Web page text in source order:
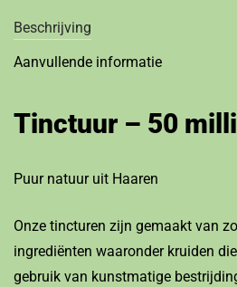
Beschrijving
Aanvullende informatie
Tinctuur – 50
Puur natuur uit Haaren
Onze tincturen zijn gemaakt van
ingrediënten waaronder kruiden
gebruik van kunstmatige